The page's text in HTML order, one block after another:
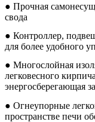
● Прочная
свода
● Контроллер,
для более удобного
● Многослойная
легковесного
энергосберегающая
● Огнеупорные
пространстве печи